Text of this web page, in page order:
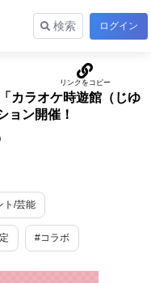
検索 ログイン
カラオケ時遊館（じゆ
ョン開催！
ト/芸能
#コラボ